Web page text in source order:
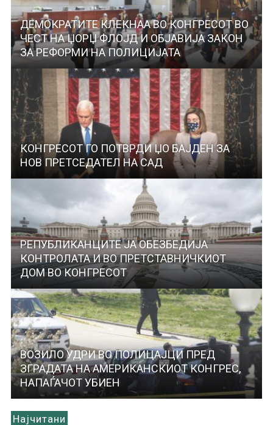
ДЕМОКРАТИТЕ КЛЕКНАА ВО КОНГРЕСОТ ВО
ЧЕСТ НА ЏОРЏ ФЛОЈД И ОБЈАВИЈА ЗАКОН
ЗА РЕФОРМИ НА ПОЛИЦИЈАТА
КОНГРЕСОТ ГО ПОТВРДИ ЏО БАЈДЕН ЗА
НОВ ПРЕТСЕДАТЕЛ НА САД
РЕПУБЛИКАНЦИТЕ ЈА ОБЕЗБЕДИЈА
КОНТРОЛАТА И ВО ПРЕТСТАВНИЧКИОТ
ДОМ ВО КОНГРЕСОТ
ВОЗИЛО УДРИ ВО ПОЛИЦАЈЦИ ПРЕД
ЗГРАДАТА НА АМЕРИКАНСКИОТ КОНГРЕС,
НАПАЃАЧОТ УБИЕН
Најчитани